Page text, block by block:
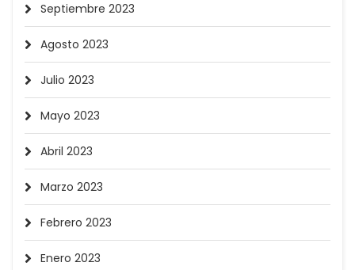
Septiembre 2023
Agosto 2023
Julio 2023
Mayo 2023
Abril 2023
Marzo 2023
Febrero 2023
Enero 2023